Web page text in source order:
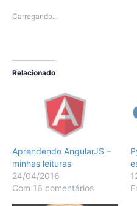
Carregando...
Relacionado
Aprendendo AngularJS –
minhas leituras
24/04/2016
Com 16 comentários